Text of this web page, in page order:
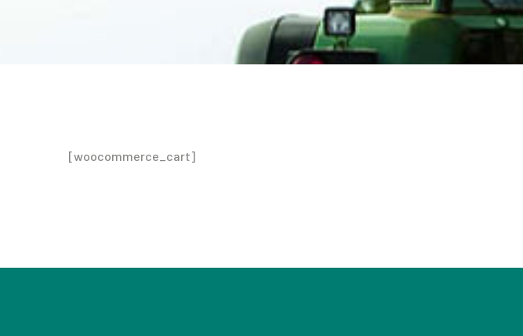
[woocommerce_cart]